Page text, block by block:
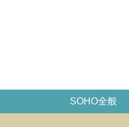
SOHO全般